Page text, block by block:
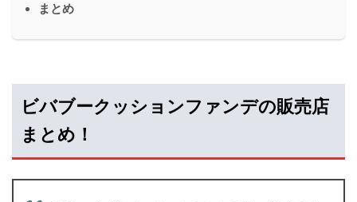
まとめ
ビバブークッションファンデの販売店
まとめ！